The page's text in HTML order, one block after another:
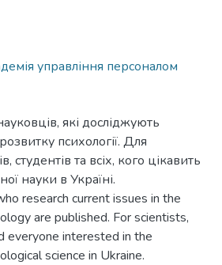
управління персоналом
які досліджують
психології. Для
студентів та всіх, кого цікавить
науки в Україні.
research current issues in the
are published. For scientists,
everyone interested in the
science in Ukraine.